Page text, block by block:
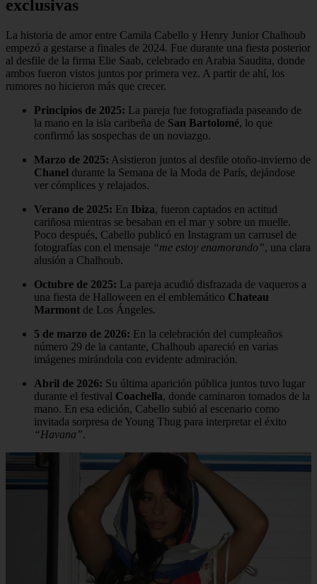
exclusivas
La historia de amor entre Camila Cabello y Henry Junior Chalhoub
empezó a gestarse a finales de 2024. Fue durante una fiesta posterior
al desfile de la firma Elie Saab, celebrado en Arabia Saudita, donde
ambos fueron vistos juntos por primera vez. A partir de ahí, los
rumores no hicieron más que crecer.
Principios de 2025: La pareja fue fotografiada paseando de
la mano en la isla caribeña de San Bartolomé, lo que
confirmó las sospechas de un noviazgo.
Marzo de 2025: Asistieron juntos al desfile otoño-invierno de
Chanel durante la Semana de la Moda de París, dejándose
ver cómplices y relajados.
Verano de 2025: En Ibiza, fueron captados en actitud
cariñosa mientras se besaban en el mar y sobre un muelle.
Poco después, Cabello publicó en Instagram un carrusel de
fotografías con el mensaje “me estoy enamorando”, una clara
alusión a Chalhoub.
Octubre de 2025: La pareja acudió disfrazada de vaqueros a
una fiesta de Halloween en el emblemático Chateau
Marmont de Los Ángeles.
5 de marzo de 2026: En la celebración del cumpleaños
número 29 de la cantante, Chalhoub apareció en varias
imágenes mirándola con evidente admiración.
Abril de 2026: Su última aparición pública juntos tuvo lugar
durante el festival Coachella, donde caminaron tomados de la
mano. En esa edición, Cabello subió al escenario como
invitada sorpresa de Young Thug para interpretar el éxito
“Havana”.